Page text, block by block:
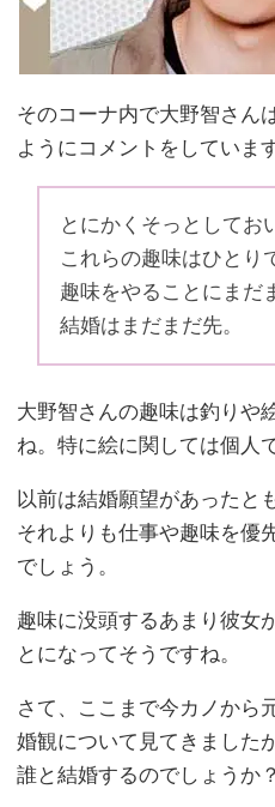
そのコーナ内で大野智さん
ようにコメントをしています
とにかくそっとしてお
これらの趣味はひとり
趣味をやることにまだ
結婚はまだまだ先。
大野智さんの趣味は釣りや
ね。特に絵に関しては個人
以前は結婚願望があったと
それよりも仕事や趣味を優
でしょう。
趣味に没頭するあまり彼女
とになってそうですね。
さて、ここまで今カノから
婚観について見てきました
誰と結婚するのでしょうか？